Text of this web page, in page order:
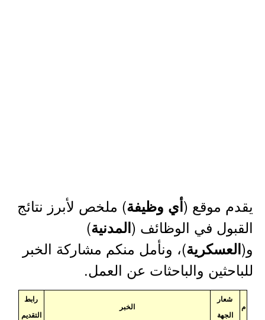
يقدم موقع (أي وظيفة) ملخص لأبرز نتائج
القبول في الوظائف (المدنية)
و(العسكرية)، ونأمل منكم مشاركة الخبر
للباحثين والباحثات عن العمل.
م
شعار
الجهة
الخبر
رابط
التقديم